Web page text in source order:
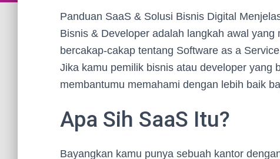
Panduan SaaS & Solusi Bisnis Digital
Bisnis & Developer adalah langkah awal
bercakap-cakap tentang Software as a
Jika kamu pemilik bisnis atau developer yang
membantumu memahami dengan lebih baik
Apa Sih SaaS Itu?
Bayangkan kamu punya sebuah kantor